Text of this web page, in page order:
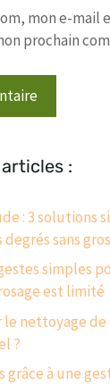
mon e-mail
prochain
:
: 3 solutions
sans
simples
est limité
nettoyage de
?
grâce à une